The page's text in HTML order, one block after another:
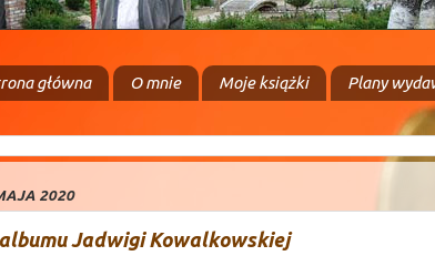
główna O mnie Moje książki Plany
2020
Jadwigi Kowalkowskiej